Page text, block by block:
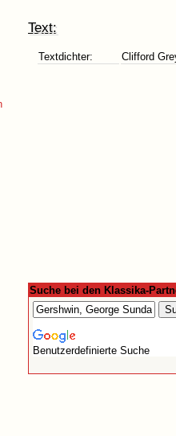
Text:
Textdichter:
Clifford
Suche bei den Klassika-
Benutzerdefinierte Suche